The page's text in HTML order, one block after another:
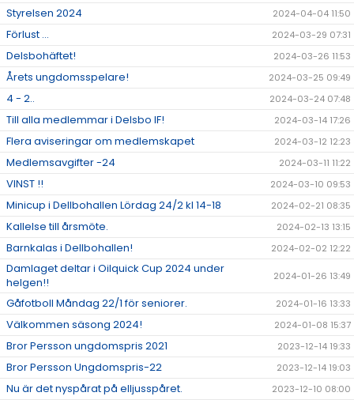
Styrelsen 2024 2024-04-04 11:50
Förlust ... 2024-03-29 07:31
Delsbohäftet! 2024-03-26 11:53
Årets ungdomsspelare! 2024-03-25 09:49
4 - 2.. 2024-03-24 07:48
Till alla medlemmar i Delsbo IF! 2024-03-14 17:26
Flera aviseringar om medlemskapet 2024-03-12 12:23
Medlemsavgifter -24 2024-03-11 11:22
VINST !! 2024-03-10 09:53
Minicup i Dellbohallen Lördag 24/2 kl 14-18 2024-02-21 08:35
Kallelse till årsmöte. 2024-02-13 13:15
Barnkalas i Dellbohallen! 2024-02-02 12:22
Damlaget deltar i Oilquick Cup 2024 under
helgen!!
2024-01-26 13:49
Gåfotboll Måndag 22/1 för seniorer. 2024-01-16 13:33
Välkommen säsong 2024! 2024-01-08 15:37
Bror Persson ungdomspris 2021 2023-12-14 19:33
Bror Persson Ungdomspris-22 2023-12-14 19:03
Nu är det nyspårat på elljusspåret. 2023-12-10 08:00